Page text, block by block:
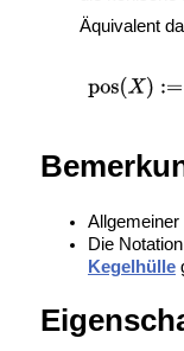
Äquivalent
Allgemeiner
Die Notation
Kegelhülle